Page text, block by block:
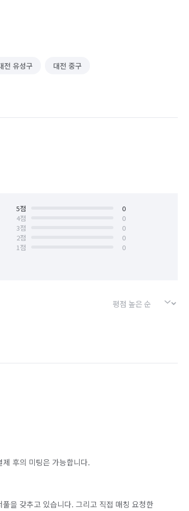
전 유성구 대전 중구
5점
0
4점
0
3점
0
2점
0
1점
0
후의 미팅은 가능합니다.
을 갖추고 있습니다. 그리고 직접 매칭 요청한